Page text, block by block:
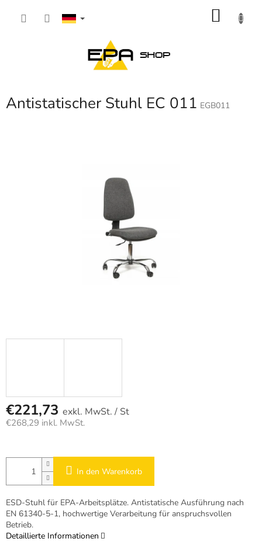
Antistatischer Stuhl EC 011 EGB011
€221,73 / St
€268,29 inkl. MwSt.
In den Warenkorb
ESD-Stuhl für EPA-Arbeitsplätze. Antistatische Ausführung nach
EN 61340-5-1, hochwertige Verarbeitung für anspruchsvollen
Betrieb.
Detaillierte Informationen